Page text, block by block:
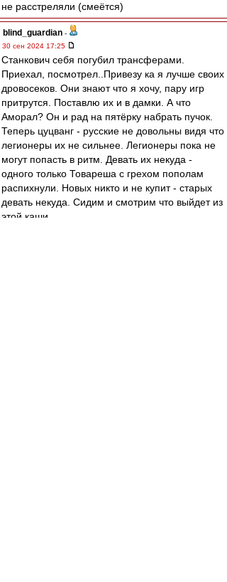
не расстреляли (смеётся)
blind_guardian -
30 сен 2024 17:25
Станкович себя погубил трансферами.
Приехал, посмотрел..Привезу ка я лучше своих
дровосеков. Они знают что я хочу, пару игр
притрутся. Поставлю их и в дамки. А что
Аморал? Он и рад на пятёрку набрать пучок.
Теперь цуцванг - русские не довольны видя что
легионеры их не сильнее. Легионеры пока не
могут попасть в ритм. Девать их некуда -
одного только Товареша с грехом пополам
распихнули. Новых никто и не купит - старых
девать некуда. Сидим и смотрим что выйдет из
этой каши.